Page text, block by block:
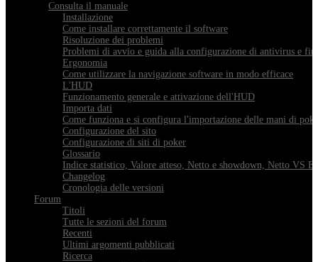
Consulta il manuale
Installazione
Come installare correttamente il software
Risoluzione dei problemi
Problemi di avvio e guida alla configurazione di antivirus e
Ergonomia
Come utilizzare la navigazione software in modo efficace
L'HUD
Funzionamento generale e attivazione dell'HUD
Importa dati
Come funziona e si configura l'importazione delle mani di
Configurazione del sito
Configurazione di siti di poker
Glossario
Indice statistico, Valore atteso, Netto e showdown, Netto VS
Changelog
Cronologia delle versioni
Forum
Titoli
Tutte le sezioni del forum
Recenti
Ultimi argomenti pubblicati
Ricerca